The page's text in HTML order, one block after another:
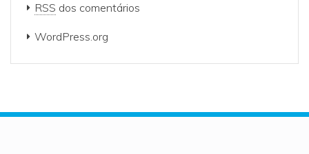
RSS dos comentários
WordPress.org